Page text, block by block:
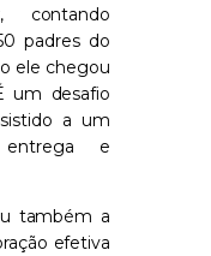
padres do
ele chegou
um desafio
a um
e
também a
efetiva